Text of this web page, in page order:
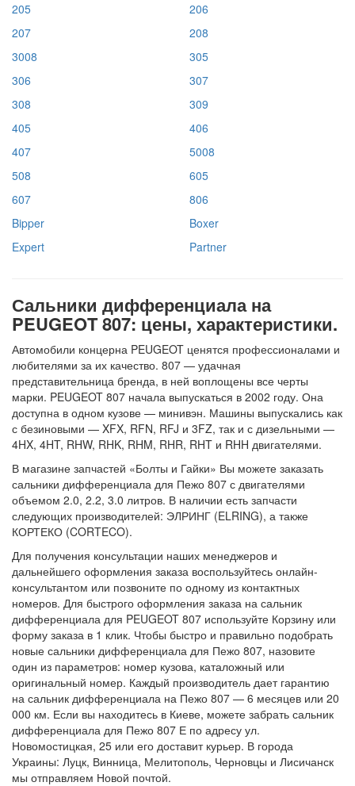
205
206
207
208
3008
305
306
307
308
309
405
406
407
5008
508
605
607
806
Bipper
Boxer
Expert
Partner
Сальники дифференциала на
PEUGEOT 807: цены, характеристики.
Автомобили концерна PEUGEOT ценятся профессионалами и
любителями за их качество. 807 — удачная
представительница бренда, в ней воплощены все черты
марки. PEUGEOT 807 начала выпускаться в 2002 году. Она
доступна в одном кузове — минивэн. Машины выпускались как
с безиновыми — XFX, RFN, RFJ и 3FZ, так и с дизельными —
4HX, 4HT, RHW, RHK, RHM, RHR, RHT и RHH двигателями.
В магазине запчастей «Болты и Гайки» Вы можете заказать
сальники дифференциала для Пежо 807 с двигателями
объемом 2.0, 2.2, 3.0 литров. В наличии есть запчасти
следующих производителей: ЭЛРИНГ (ELRING), а также
КОРТЕКО (CORTECO).
Для получения консультации наших менеджеров и
дальнейшего оформления заказа воспользуйтесь онлайн-
консультантом или позвоните по одному из контактных
номеров. Для быстрого оформления заказа на сальник
дифференциала для PEUGEOT 807 используйте Корзину или
форму заказа в 1 клик. Чтобы быстро и правильно подобрать
новые сальники дифференциала для Пежо 807, назовите
один из параметров: номер кузова, каталожный или
оригинальный номер. Каждый производитель дает гарантию
на сальник дифференциала на Пежо 807 — 6 месяцев или 20
000 км. Если вы находитесь в Киеве, можете забрать сальник
дифференциала для Пежо 807 Е по адресу ул.
Новомостицкая, 25 или его доставит курьер. В города
Украины: Луцк, Винница, Мелитополь, Черновцы и Лисичанск
мы отправляем Новой почтой.